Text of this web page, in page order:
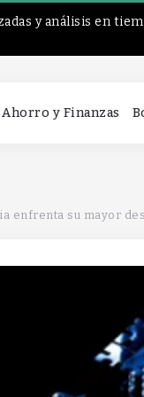
y análisis en
Ahorro y Finanzas
enfrenta su mayor